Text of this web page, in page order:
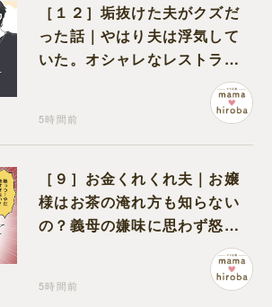
［１２］垢抜けた夫がクズだ
った話｜やはり夫は浮気して
いた。オシャレなレストラン
5時間前
［９］お金くれくれ夫｜お嬢
様はお茶の淹れ方も知らない
の？義母の嫌味に思わず怒り
5時間前